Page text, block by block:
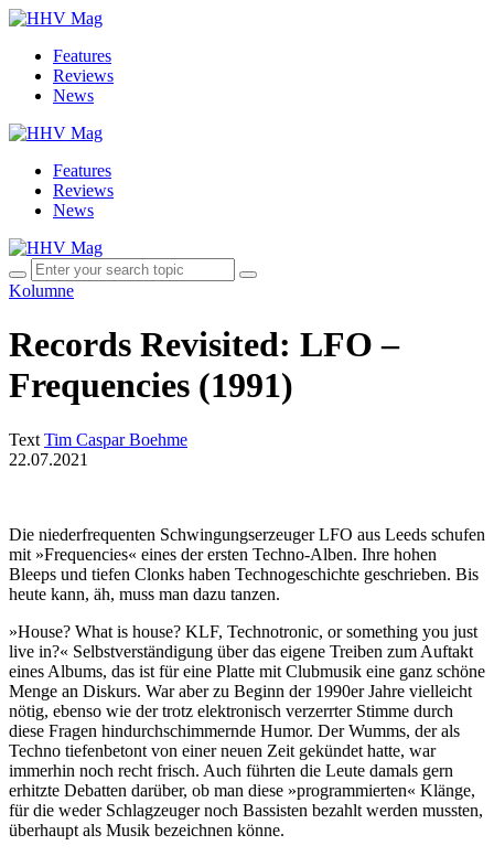
Features
Reviews
News
Features
Reviews
News
Kolumne
Records Revisited: LFO –
Frequencies (1991)
Text Tim Caspar Boehme
22.07.2021
Die niederfrequenten Schwingungserzeuger LFO aus Leeds schufen
mit »Frequencies« eines der ersten Techno-Alben. Ihre hohen
Bleeps und tiefen Clonks haben Technogeschichte geschrieben. Bis
heute kann, äh, muss man dazu tanzen.
»House? What is house? KLF, Technotronic, or something you just
live in?« Selbstverständigung über das eigene Treiben zum Auftakt
eines Albums, das ist für eine Platte mit Clubmusik eine ganz schöne
Menge an Diskurs. War aber zu Beginn der 1990er Jahre vielleicht
nötig, ebenso wie der trotz elektronisch verzerrter Stimme durch
diese Fragen hindurchschimmernde Humor. Der Wumms, der als
Techno tiefenbetont von einer neuen Zeit gekündet hatte, war
immerhin noch recht frisch. Auch führten die Leute damals gern
erhitzte Debatten darüber, ob man diese »programmierten« Klänge,
für die weder Schlagzeuger noch Bassisten bezahlt werden mussten,
überhaupt als Musik bezeichnen könne.